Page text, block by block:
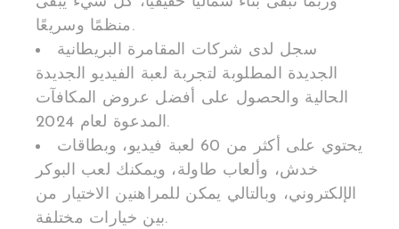
منظمًا وسريعًا.
سجل لدى شركات المقامرة البريطانية
الجديدة المطلوبة لتجربة لعبة الفيديو الجديدة
الحالية والحصول على أفضل عروض المكافآت
المدعوة لعام 2024.
يحتوي على أكثر من 60 لعبة فيديو، وبطاقات
خدش، وألعاب طاولة، ويمكنك لعب البوكر
الإلكتروني، وبالتالي يمكن للمراهنين الاختيار من
بين خيارات مختلفة.